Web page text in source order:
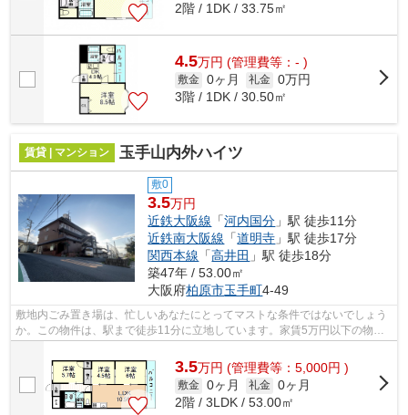
2階 / 1DK / 33.75㎡
4.5万円 (管理費等：- )
敷金 0ヶ月 礼金 0万円
3階 / 1DK / 30.50㎡
賃貸 | マンション 玉手山内外ハイツ
敷0
3.5万円
近鉄大阪線 「河内国分 」駅 徒歩11分
近鉄南大阪線 「道明寺 」駅 徒歩17分
関西本線 「高井田 」駅 徒歩18分
築47年 / 53.00㎡
大阪府柏原市玉手町4-49
敷地内ごみ置き場は、忙しいあなたにとってマストな条件ではないでしょう
か。この物件は、駅まで徒歩11分に立地しています。家賃5万円以下の物件
です。「玉手山内外ハイツ」のここがイ...
3.5万円 (管理費等：5,000円 )
敷金 0ヶ月 礼金 0ヶ月
2階 / 3LDK / 53.00㎡